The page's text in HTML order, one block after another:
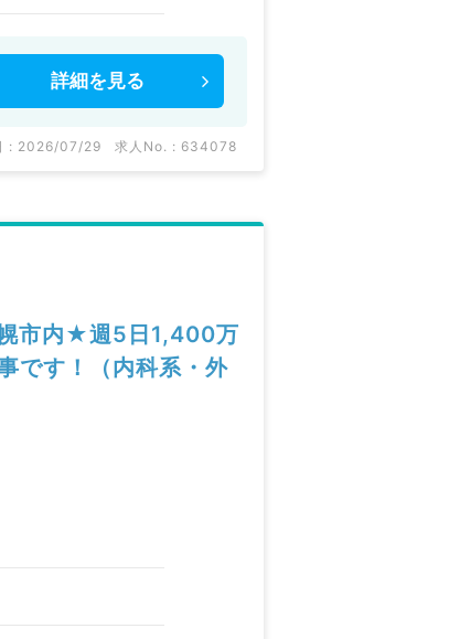
詳細を 見る
: 2026/07/29 求人No. : 634078
幌市内★週5日1,400万
です！（内科系・外